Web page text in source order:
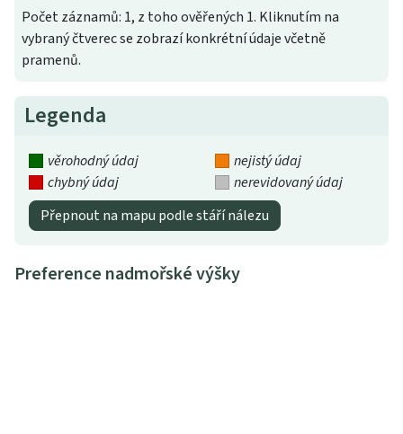
Počet záznamů: 1, z toho ověřených 1. Kliknutím na
vybraný čtverec se zobrazí konkrétní údaje včetně
pramenů.
Legenda
věrohodný údaj
nejistý údaj
chybný údaj
nerevidovaný údaj
Přepnout na mapu podle stáří nálezu
Preference nadmořské výšky